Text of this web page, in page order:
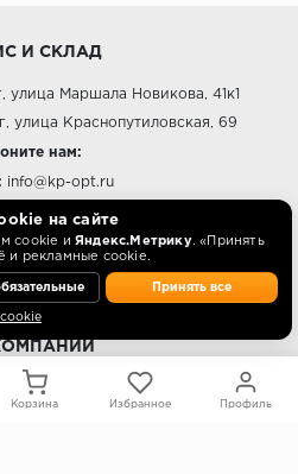
И СКЛАД
улица Маршала Новикова, 41к1
улица Краснопутиловская, 69
нам:
info@kp-opt.ru
работы
- 18:00 пн-пт.
Контакты
на сайте
cookie и Яндекс.Метрику. «Принять
и рекламные cookie.
Принять все
Корзина Избранное Профиль